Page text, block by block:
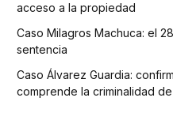
acceso a la propiedad
Caso Milagros Machuca: el
sentencia
Caso Álvarez Guardia:
comprende la criminalidad